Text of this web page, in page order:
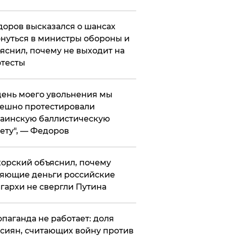
высказался о шансах
в министры обороны и
почему не выходит на
моего увольнения мы
протестировали
баллистическую
— Федоров
объяснил, почему
деньги российские
не свергли Путина
не работает: доля
считающих войну против